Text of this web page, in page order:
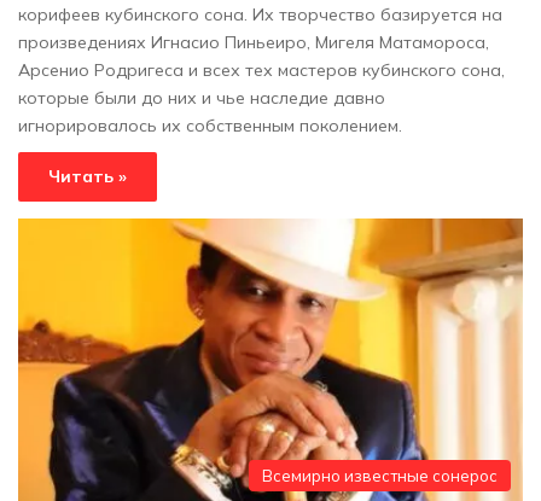
корифеев кубинского сона. Их творчество базируется на
произведениях Игнасио Пиньеиро, Мигеля Матамороса,
Арсенио Родригеса и всех тех мастеров кубинского сона,
которые были до них и чье наследие давно
игнорировалось их собственным поколением.
Читать »
Всемирно известные сонерос